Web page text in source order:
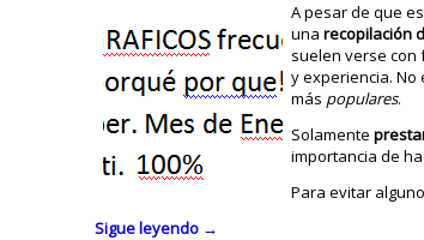
A pesar de que
unarecopilación
suelen verse con
y experiencia.
más populares.
Solamente
importancia de
Para evitar
Sigue leyendo →